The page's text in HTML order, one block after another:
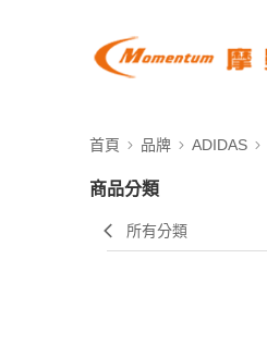
首頁 品牌 ADIDAS
商品分類
所有分類